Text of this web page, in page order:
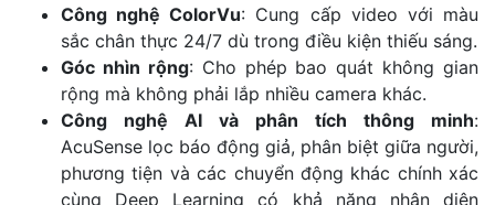
Công nghệ ColorVu: Cung cấp video với màu
sắc chân thực 24/7 dù trong điều kiện thiếu sáng.
Góc nhìn rộng: Cho phép bao quát không gian
rộng mà không phải lắp nhiều camera khác.
Công nghệ AI và phân tích thông minh:
AcuSense lọc báo động giả, phân biệt giữa người,
phương tiện và các chuyển động khác chính xác
cùng Deep Learning có khả năng nhận diện